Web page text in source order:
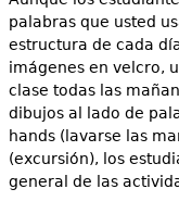
palabras que usted
estructura de cada
imágenes en velcro,
clase todas las
dibujos al lado de
hands (lavarse las
(excursión), los
general de las